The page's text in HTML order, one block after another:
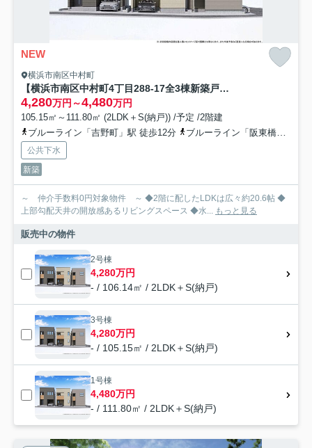
NEW
横浜市南区中村町
【横浜市南区中村町4丁目288-17全3棟新築戸建て】★仲介手数料無料★（中村小学校・平楽中学校）
4,280万円～4,480万円
105.15㎡～111.80㎡ (2LDK＋S(納戸)) /予定 /2階建
ブルーライン「吉野町」駅 徒歩12分
ブルーライン「阪東橋」駅 徒歩12分
公共下水
新築
～ 仲介手数料0円対象物件 ～ ◆2階に配したLDKは広々約20.6帖 ◆
上部勾配天井の開放感あるリビングスペース ◆水... もっと見る
販売中の物件
2号棟
4,280万円
- / 106.14㎡ / 2LDK＋S(納戸)
3号棟
4,280万円
- / 105.15㎡ / 2LDK＋S(納戸)
1号棟
4,480万円
- / 111.80㎡ / 2LDK＋S(納戸)